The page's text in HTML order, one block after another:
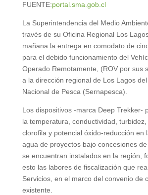
FUENTE:portal.sma.gob.cl
La Superintendencia del Medio
través de su Oficina Regional Los
mañana la entrega en comodato de
para el debido funcionamiento del
Operado Remotamente, (ROV por sus
a la dirección regional de Los Lagos
Nacional de Pesca (Sernapesca).
Los dispositivos -marca Deep Trekker-
la temperatura, conductividad,
clorofila y potencial óxido-reducción en
agua de proyectos bajo concesiones
se encuentran instalados en la región,
esto las labores de fiscalización que
Servicios, en el marco del convenio de
existente.